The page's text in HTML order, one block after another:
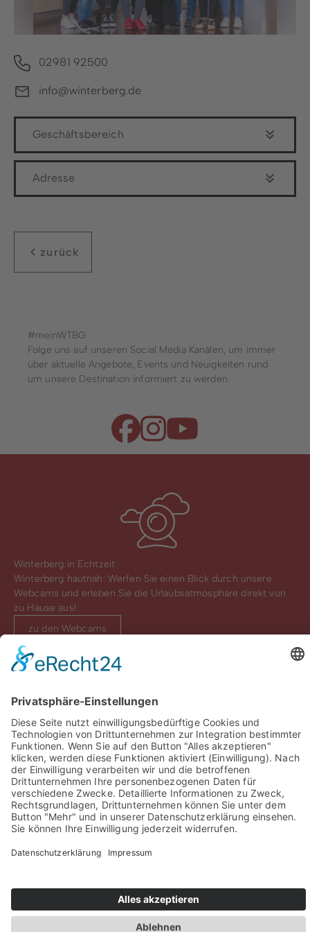
02981 92500
info@winterberg.de
Geschäftsbereich
Adresse
zurück
#meinWTBG
Folge uns auf unseren Social Media Kanälen, um immer
über aktuelle Angebote, Events und Neuigkeiten rund
um unsere Destination informiert zu werden.
Winterberg in Echtzeit
Winterberg hautnah: Werfen Sie einen Blick durch unsere
Webcams und erleben Sie die Urlaubsatmosphäre direkt von
zu Hause aus!
zu den Webcams
Sie haben Fragen? Rufen Sie uns doch direkt an!
0049 2981 800 0
Impressum Datenschutz Barrierefreiheit
Rechtsverbindliche elektronische Kommunikation